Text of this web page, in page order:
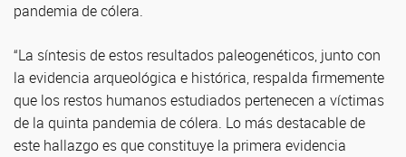
pandemia de cólera.
“La síntesis de estos resultados paleogenéticos, junto con
la evidencia arqueológica e histórica, respalda firmemente
que los restos humanos estudiados pertenecen a víctimas
de la quinta pandemia de cólera. Lo más destacable de
este hallazgo es que constituye la primera evidencia